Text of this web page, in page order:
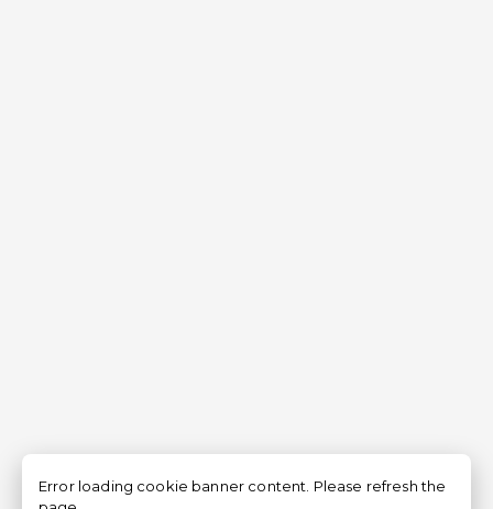
Error loading cookie banner content. Please refresh the